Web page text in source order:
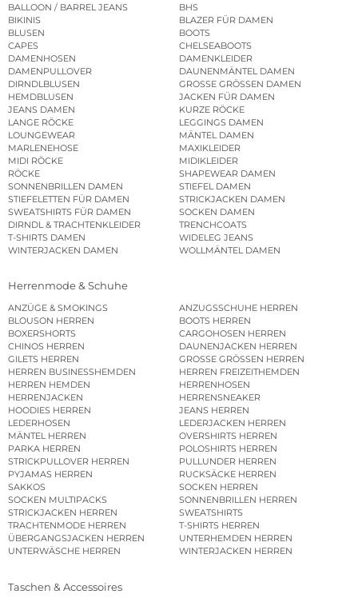
BALLOON / BARREL JEANS
BHS
BIKINIS
BLAZER FÜR DAMEN
BLUSEN
BOOTS
CAPES
CHELSEABOOTS
DAMENHOSEN
DAMENKLEIDER
DAMENPULLOVER
DAUNENMÄNTEL DAMEN
DIRNDLBLUSEN
GROSSE GRÖSSEN DAMEN
HEMDBLUSEN
JACKEN FÜR DAMEN
JEANS DAMEN
KURZE RÖCKE
LANGE RÖCKE
LEGGINGS DAMEN
LOUNGEWEAR
MÄNTEL DAMEN
MARLENEHOSE
MAXIKLEIDER
MIDI RÖCKE
MIDIKLEIDER
RÖCKE
SHAPEWEAR DAMEN
SONNENBRILLEN DAMEN
STIEFEL DAMEN
STIEFELETTEN FÜR DAMEN
STRICKJACKEN DAMEN
SWEATSHIRTS FÜR DAMEN
SOCKEN DAMEN
DIRNDL & TRACHTENKLEIDER
TRENCHCOATS
T-SHIRTS DAMEN
WIDELEG JEANS
WINTERJACKEN DAMEN
WOLLMÄNTEL DAMEN
Herrenmode & Schuhe
ANZÜGE & SMOKINGS
ANZUGSSCHUHE HERREN
BLOUSON HERREN
BOOTS HERREN
BOXERSHORTS
CARGOHOSEN HERREN
CHINOS HERREN
DAUNENJACKEN HERREN
GILETS HERREN
GROSSE GRÖSSEN HERREN
HERREN BUSINESSHEMDEN
HERREN FREIZEITHEMDEN
HERREN HEMDEN
HERRENHOSEN
HERRENJACKEN
HERRENSNEAKER
HOODIES HERREN
JEANS HERREN
LEDERHOSEN
LEDERJACKEN HERREN
MÄNTEL HERREN
OVERSHIRTS HERREN
PARKA HERREN
POLOSHIRTS HERREN
STRICKPULLOVER HERREN
PULLUNDER HERREN
PYJAMAS HERREN
RUCKSÄCKE HERREN
SAKKOS
SOCKEN HERREN
SOCKEN MULTIPACKS
SONNENBRILLEN HERREN
STRICKJACKEN HERREN
SWEATSHIRTS
TRACHTENMODE HERREN
T-SHIRTS HERREN
ÜBERGANGSJACKEN HERREN
UNTERHEMDEN HERREN
UNTERWÄSCHE HERREN
WINTERJACKEN HERREN
Taschen & Accessoires